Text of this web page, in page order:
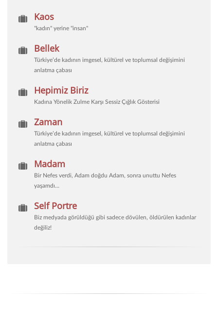
Kaos
"kadın" yerine "insan"
Bellek
Türkiye’de kadının imgesel, kültürel ve toplumsal değişimini
anlatma çabası
Hepimiz Biriz
Kadına Yönelik Zulme Karşı Sessiz Çığlık Gösterisi
Zaman
Türkiye’de kadının imgesel, kültürel ve toplumsal değişimini
anlatma çabası
Madam
Bir Nefes verdi, Adam doğdu Adam, sonra unuttu Nefes
yaşamdı…
Self Portre
Biz medyada görüldüğü gibi sadece dövülen, öldürülen kadınlar
değiliz!